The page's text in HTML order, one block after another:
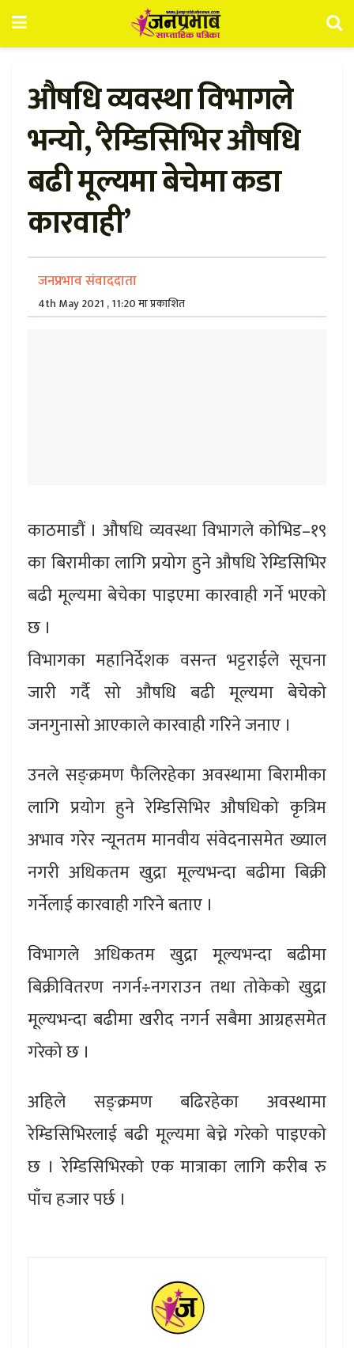
औषधि व्यवस्था विभागले
भन्यो, ‘रेम्डिसिभिर औषधि
बढी मूल्यमा बेचेमा कडा
कारवाही’
जनप्रभाव संवाददाता
4th May 2021 , 11:20 मा प्रकाशित
काठमाडौं । औषधि व्यवस्था विभागले कोभिड–१९
का बिरामीका लागि प्रयोग हुने औषधि रेम्डिसिभिर
बढी मूल्यमा बेचेका पाइएमा कारवाही गर्ने भएको
छ ।
विभागका महानिर्देशक वसन्त भट्टराईले सूचना
जारी गर्दै सो औषधि बढी मूल्यमा बेचेको
जनगुनासो आएकाले कारवाही गरिने जनाए ।
उनले सङ्क्रमण फैलिरहेका अवस्थामा बिरामीका
लागि प्रयोग हुने रेम्डिसिभिर औषधिको कृत्रिम
अभाव गरेर न्यूनतम मानवीय संवेदनासमेत ख्याल
नगरी अधिकतम खुद्रा मूल्यभन्दा बढीमा बिक्री
गर्नेलाई कारवाही गरिने बताए ।
विभागले अधिकतम खुद्रा मूल्यभन्दा बढीमा
बिक्रीवितरण नगर्न÷नगराउन तथा तोकेको खुद्रा
मूल्यभन्दा बढीमा खरीद नगर्न सबैमा आग्रहसमेत
गरेको छ ।
अहिले सङ्क्रमण बढिरहेका अवस्थामा
रेम्डिसिभिरलाई बढी मूल्यमा बेच्ने गरेको पाइएको
छ । रेम्डिसिभिरको एक मात्राका लागि करीब रु
पाँच हजार पर्छ ।